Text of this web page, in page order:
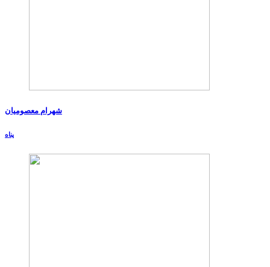
شهرام معصومیان
پناه